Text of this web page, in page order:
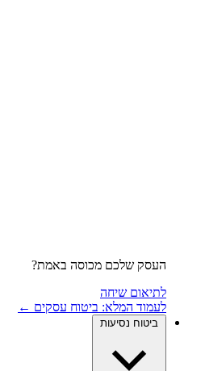
העסק שלכם מכוסה באמת?
לתיאום שיחה
לעמוד המלא: ביטוח עסקים ←
ביטוח נסיעות